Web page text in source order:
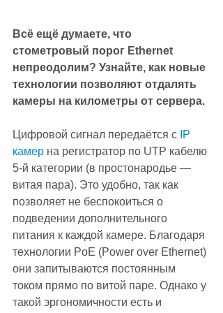
Всё ещё думаете, что
стометровый порог Ethernet
непреодолим? Узнайте, как новые
технологии позволяют отдалять
камеры на километры от сервера.
Цифровой сигнал передаётся с IP
камер на регистратор по UTP кабелю
5-й категории (в простонародье —
витая пара). Это удобно, так как
позволяет не беспокоиться о
подведении дополнительного
питания к каждой камере. Благодаря
технологии PoE (Power over Ethernet)
они запитываются постоянным
током прямо по витой паре. Однако у
такой эргономичности есть и